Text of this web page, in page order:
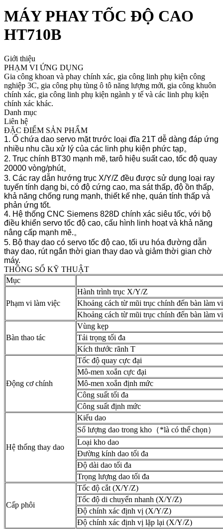
MÁY PHAY TỐC ĐỘ CAO
HT710B
Giới thiệu
PHẠM VI ỨNG DỤNG
Gia công khoan và phay chính xác, gia công linh phụ kiện công
nghiệp 3C, gia công phụ tùng ô tô năng lượng mới, gia công khuôn
chính xác, gia công linh phụ kiện ngành y tế và các linh phụ kiện
chính xác khác.
Danh mục
Liên hệ
ĐẶC ĐIỂM SẢN PHẨM
1. Ổ chứa dao servo mặt trước loại đĩa 21T dễ dàng đáp ứng
nhiều nhu cầu xử lý của các linh phụ kiện phức tạp。
2. Trục chính BT30 mạnh mẽ, tarô hiệu suất cao, tốc độ quay
20000 vòng/phút。
3. Các ray dẫn hướng trục X/Y/Z đều được sử dụng loại ray
tuyến tính dạng bi, có độ cứng cao, ma sát thấp, độ ồn thấp,
khả năng chống rung mạnh, thiết kế nhẹ, quán tính thấp và
phản ứng tốt.
4. Hệ thống CNC Siemens 828D chính xác siêu tốc, với bộ
điều khiển servo tốc độ cao, cấu hình linh hoạt và khả năng
nâng cấp mạnh mẽ.。
5. Bộ thay dao có servo tốc độ cao, tối ưu hóa đường dẫn
thay dao, rút ​​ngắn thời gian thay dao và giảm thời gian chờ
máy.
THÔNG SỐ KỸ THUẬT
Mục
Phạm vi làm việc
Hành trình trục X/Y/Z
Khoảng cách từ mũi trục chính đến bàn làm
Khoảng cách từ mũi trục chính đến bàn làm
Bàn thao tác
Vùng kẹp
Tải trọng tối đa
Kích thước rãnh T
Động cơ chính
Tốc độ quay cực đại
Mô-men xoắn cực đại
Mô-men xoắn định mức
Công suất tối đa
Công suất định mức
Hệ thống thay dao
Kiểu dao
Số lượng dao trong kho（*là có thể chọn）
Loại kho dao
Đường kính dao tối đa
Độ dài dao tối đa
Trọng lượng dao tối đa
Cấp phôi
Tốc độ cắt (X/Y/Z)
Tốc độ di chuyển nhanh (X/Y/Z)
Độ chính xác định vị (X/Y/Z)
Độ chính xác định vị lặp lại (X/Y/Z)